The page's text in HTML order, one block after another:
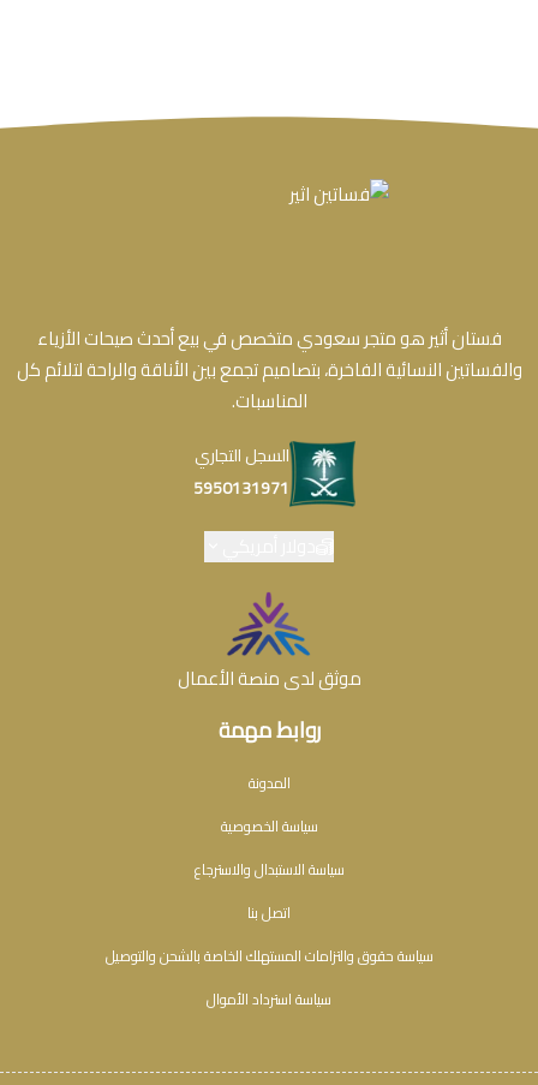
روابط مهمة
المدونة
سياسة الخصوصية
سياسة الاستبدال والاسترجاع
اتصل بنا
سياسة حقوق والتزامات المستهلك الخاصة بالشحن والتوصيل
سياسة استرداد الأموال
فستان أثير هو متجر سعودي متخصص في بيع أحدث صيحات الأزياء
والفساتين النسائية الفاخرة، بتصاميم تجمع بين الأناقة والراحة لتلائم كل
المناسبات.
السجل التجاري
5950131971
موثق لدى منصة الأعمال